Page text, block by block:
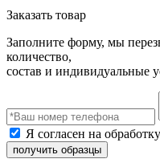
Заказать товар
Заполните форму, мы
количество,
состав и индивидуальные
Я согласен на